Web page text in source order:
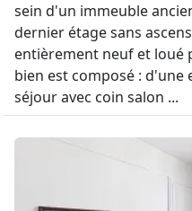
sein d'un immeuble
dernier étage sans
entièrement neuf et loué
bien est composé : d'une
séjour avec coin salon ...